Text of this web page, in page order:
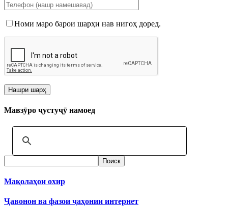
Номи маро барои шарҳи нав нигоҳ доред.
Мавзӯро ҷустуҷӯ намоед
Мақолаҳои охир
Ҷавонон ва фазои ҷаҳонии интернет